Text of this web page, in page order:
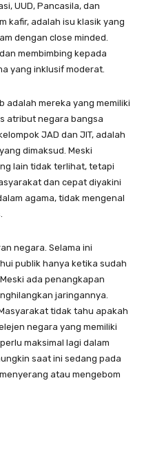
UUD, Pancasila, dan
kafir, adalah isu klasik yang
dengan close minded.
membimbing kepada
yang inklusif moderat.
adalah mereka yang memiliki
atribut negara bangsa
JAD dan JIT, adalah
dimaksud. Meski
lain tidak terlihat, tetapi
dan cepat diyakini
agama, tidak mengenal
negara. Selama ini
publik hanya ketika sudah
ada penangkapan
jaringannya.
tidak tahu apakah
negara yang memiliki
maksimal lagi dalam
saat ini sedang pada
atau mengebom